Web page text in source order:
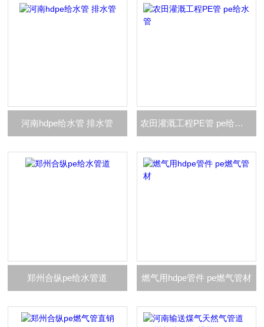
河南hdpe给水管 排水管 农田灌溉工程PE管 pe给水管
郑州合纵pe给水管道 燃气用hdpe管件 pe燃气管材